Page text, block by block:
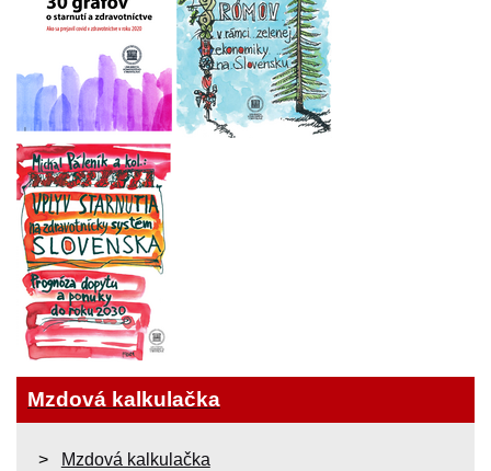
Mzdová kalkulačka
Mzdová kalkulačka